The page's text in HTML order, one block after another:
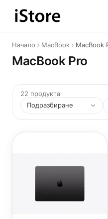
Към съдържанието
Начало MacBook MacBook
MacBook Pro
22 продукта